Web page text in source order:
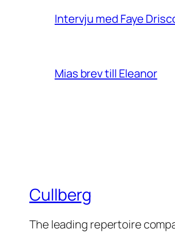
Intervju med Faye
Mias brev till Eleanor
Cullberg
The leading repertoire